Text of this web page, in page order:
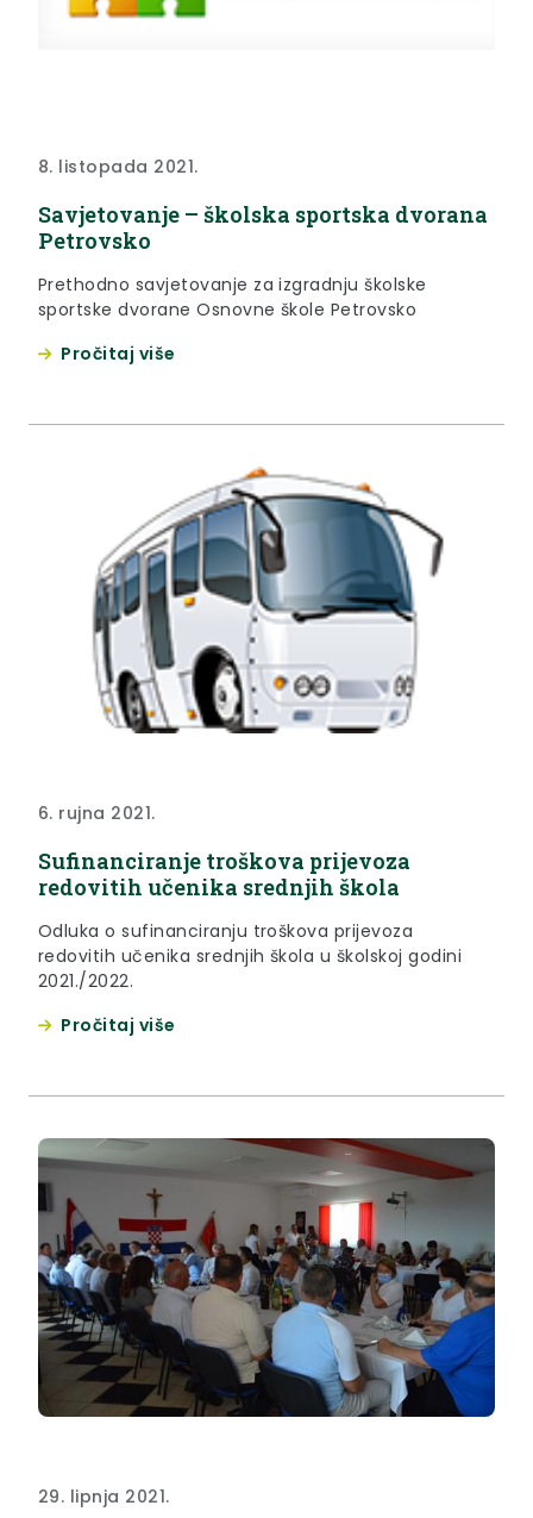
8. listopada 2021.
Savjetovanje – školska sportska dvorana
Petrovsko
Prethodno savjetovanje za izgradnju školske
sportske dvorane Osnovne škole Petrovsko
Pročitaj više
6. rujna 2021.
Sufinanciranje troškova prijevoza
redovitih učenika srednjih škola
Odluka o sufinanciranju troškova prijevoza
redovitih učenika srednjih škola u školskoj godini
2021./2022.
Pročitaj više
29. lipnja 2021.